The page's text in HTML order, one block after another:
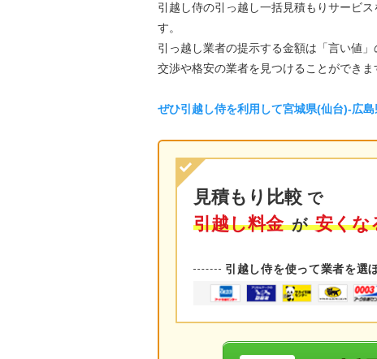
引越し侍の引っ越し一括見積もりサービ
す。
引っ越し業者の提示する金額は「言い値
交渉や格安の業者を見つけることができま
ぜひ引越し侍を利用して宮城県(仙台)-広
見積もり比較 で
引越し料金 が 安くな
引越し侍を使って業者を選